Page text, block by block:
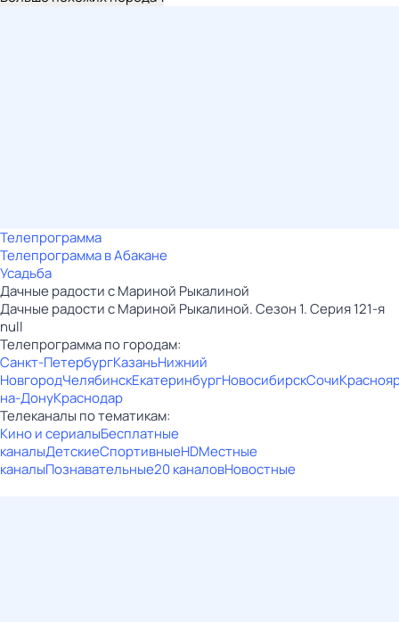
Телепрограмма
Телепрограмма в Абакане
Усадьба
Дачные радости с Мариной Рыкалиной
Дачные радости с Мариной Рыкалиной. Сезон 1. Серия 121-я
null
Телепрограмма по городам:
Санкт-ПетербургКазаньНижний
НовгородЧелябинскЕкатеринбургНовосибирскСочи
на-ДонуКраснодар
Телеканалы по тематикам:
Кино и сериалыБесплатные
каналыДетскиеСпортивныеHDМестные
каналыПознавательные20 каналовНовостные